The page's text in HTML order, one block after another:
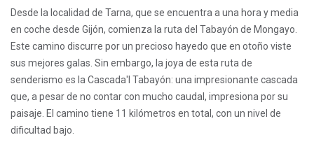
Desde la localidad de Tarna, que se encuentra a una hora y media
en coche desde Gijón, comienza la ruta del Tabayón de Mongayo.
Este camino discurre por un precioso hayedo que en otoño viste
sus mejores galas. Sin embargo, la joya de esta ruta de
senderismo es la Cascada'l Tabayón: una impresionante cascada
que, a pesar de no contar con mucho caudal, impresiona por su
paisaje. El camino tiene 11 kilómetros en total, con un nivel de
dificultad bajo.